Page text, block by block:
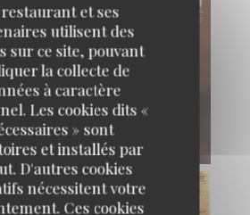
et ses
utilisent des
sur ce site, pouvant
la collecte de
à caractère
Les cookies dits «
» sont
et installés par
D'autres cookies
nécessitent votre
Ces cookies